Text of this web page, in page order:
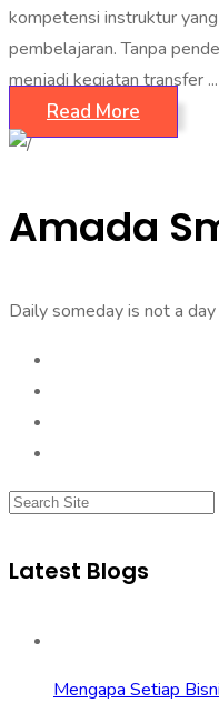
kompetensi instruktur
pembelajaran. Tanpa
menjadi kegiatan transfer ...
Read More
Amada
Daily someday is not a
Latest Blogs
Mengapa Setiap